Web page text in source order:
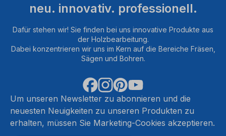
neu. innovativ. professionell.
Dafür stehen wir! Sie finden bei uns innovative Produkte aus
der Holzbearbeitung.
Dabei konzentrieren wir uns im Kern auf die Bereiche Fräsen,
Sägen und Bohren.
Um unseren Newsletter zu abonnieren und die
neuesten Neuigkeiten zu unseren Produkten zu
erhalten, müssen Sie Marketing-Cookies akzeptieren.